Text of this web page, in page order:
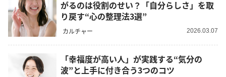
がるのは役割のせい？「自分らしさ」を取
り戻す“心の整理法3選”
カルチャー 2026.03.07
「幸福度が高い人」が実践する“気分の
波”と上手に付き合う3つのコツ